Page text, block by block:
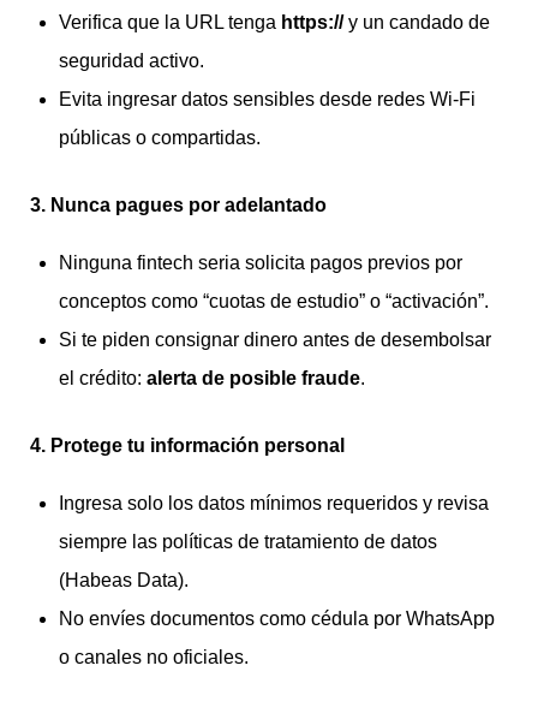
Verifica que la URL tenga https://y un candado de
seguridad activo.
Evita ingresar datos sensibles desde redes Wi-Fi
públicas o compartidas.
3. Nunca pagues por adelantado
Ninguna fintech seria solicita pagos previos por
conceptos como “cuotas de estudio” o “activación”.
Si te piden consignar dinero antes de desembolsar
el crédito: alerta de posible fraude.
4. Protege tu información personal
Ingresa solo los datos mínimos requeridos y revisa
siempre las políticas de tratamiento de datos
(Habeas Data).
No envíes documentos como cédula por WhatsApp
o canales no oficiales.